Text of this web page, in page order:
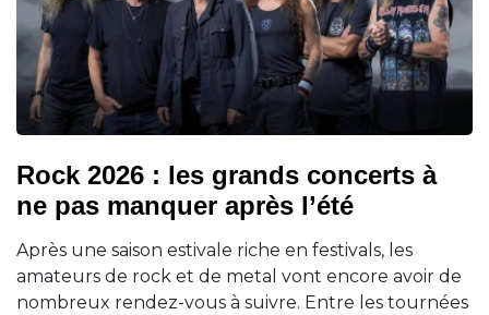
Rock 2026 : les grands concerts à
ne pas manquer après l’été
Après une saison estivale riche en festivals, les
amateurs de rock et de metal vont encore avoir de
nombreux rendez-vous à suivre. Entre les tournées